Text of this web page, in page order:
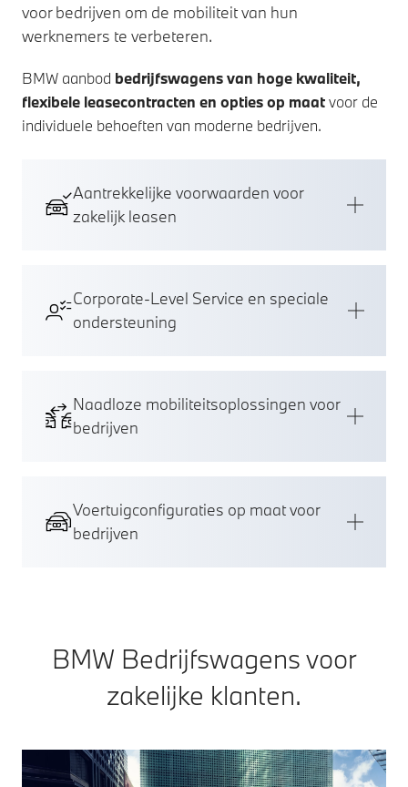
voor bedrijven om de mobiliteit van hun
werknemers te verbeteren.
BMW aanbod bedrijfswagens van hoge kwaliteit,
flexibele leasecontracten en opties op maatvoor de
individuele behoeften van moderne bedrijven.
Aantrekkelijke voorwaarden voor
zakelijk leasen
Corporate-Level Service en speciale
ondersteuning
Naadloze mobiliteitsoplossingen voor
bedrijven
Voertuigconfiguraties op maat voor
bedrijven
BMW Bedrijfswagens voor
zakelijke klanten.